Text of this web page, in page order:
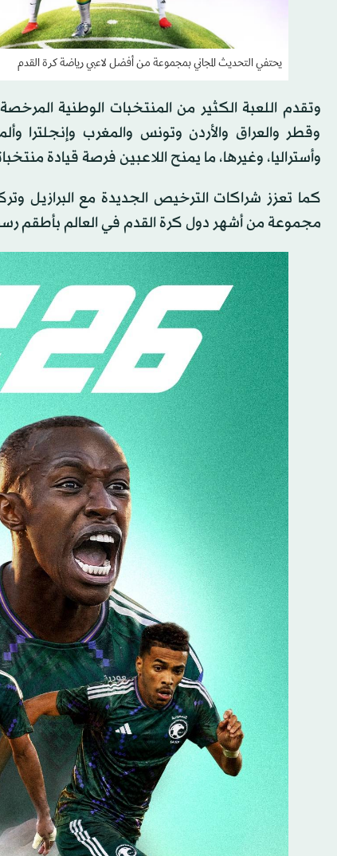
يحتفي التحديث المجاني بمجموعة من أفضل لاعبي رياضة كرة القدم
وقطر والعراق والأردن وتونس والمغرب وإنجلترا
وأستراليا، وغيرها، ما يمنح اللاعبين فرصة قيادة
كما تعزز شراكات الترخيص الجديدة مع البرازيل
مجموعة من أشهر دول كرة القدم في العالم بأطقم